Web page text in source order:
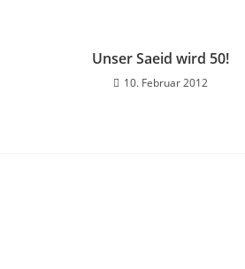
Unser Saeid wird 50!
10. Februar 2012